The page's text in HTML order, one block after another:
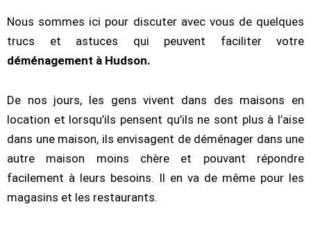
Nous sommes ici pour discuter avec vous de quelques
trucs et astuces qui peuvent faciliter votre
déménagement à Hudson.
De nos jours, les gens vivent dans des maisons en
location et lorsqu’ils pensent qu’ils ne sont plus à l’aise
dans une maison, ils envisagent de déménager dans une
autre maison moins chère et pouvant répondre
facilement à leurs besoins. Il en va de même pour les
magasins et les restaurants.